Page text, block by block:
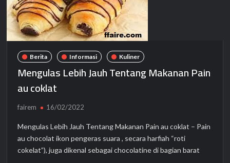
Berita Informasi Kuliner
Mengulas Lebih Jauh Tentang Makanan Pain
au coklat
fairem 16/02/2022
Mengulas Lebih Jauh Tentang Makanan Pain au coklat – Pain
au chocolat ikon pengeras suara , secara harfiah “roti
cokelat”), juga dikenal sebagai chocolatine di bagian barat